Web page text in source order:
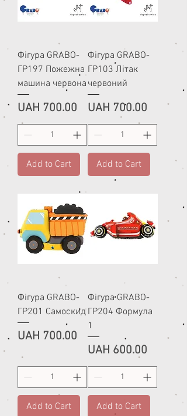
Фігура GRABO-
ГР197 Пожежна
машина червона
Price
UAH 700.00
Add to Cart
Фігура GRABO-
ГР103 Літак
червоний
Price
UAH 700.00
Add to Cart
Фігура GRABO-
ГР201 Самоскид
Price
UAH 700.00
Add to Cart
Фігура GRABO-
ГР204 Формула
1
Price
UAH 600.00
Add to Cart